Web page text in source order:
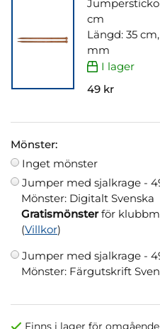
cm
Längd: 35
mm
I lager
49 kr
Mönster:
Inget mönster
Jumper med sjalkrage -
Mönster: Digitalt Svenska
Gratismönsterför
(Villkor)
Jumper med sjalkrage -
Mönster: Färgutskrift
Finns i lager för